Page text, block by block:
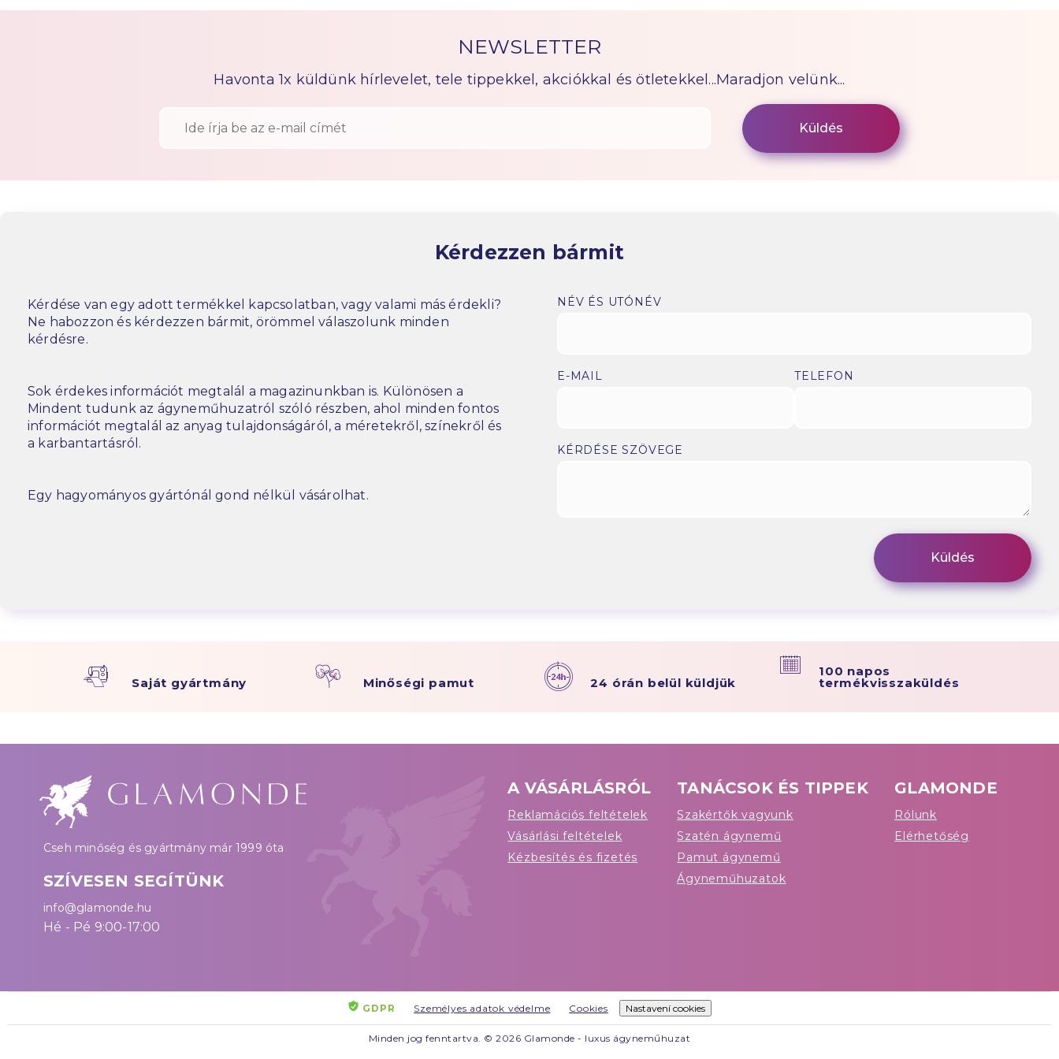
NEWSLETTER
Havonta 1x küldünk hírlevelet, tele tippekkel, akciókkal és ötletekkel...Maradjon velünk...
Kérdezzen bármit
Kérdése van egy adott termékkel kapcsolatban, vagy valami más érdekli?
Ne habozzon és kérdezzen bármit, örömmel válaszolunk minden
kérdésre.
Sok érdekes információt megtalál a magazinunkban is. Különösen a
Mindent tudunk az ágyneműhuzatról szóló részben, ahol minden fontos
információt megtalál az anyag tulajdonságáról, a méretekről, színekről és
a karbantartásról.
Egy hagyományos gyártónál gond nélkül vásárolhat.
NÉV ÉS UTÓNÉV
E-MAIL TELEFON
KÉRDÉSE SZÖVEGE
Saját gyártmány Minőségi pamut 24 órán belül küldjük
100 napos
termékvisszaküldés
Cseh minőség és gyártmány már 1999 óta
SZÍVESEN SEGÍTÜNK
info@glamonde.hu
Hé - Pé 9:00-17:00
A VÁSÁRLÁSRÓL
Reklamációs feltételek
Vásárlási feltételek
Kézbesítés és fizetés
TANÁCSOK ÉS TIPPEK
Szakértők vagyunk
Szatén ágynemű
Pamut ágynemű
Ágyneműhuzatok
GLAMONDE
Rólunk
Elérhetőség
GDPR Személyes adatok védelme Cookies Nastavení cookies
Minden jog fenntartva. © 2026 Glamonde - luxus ágyneműhuzat